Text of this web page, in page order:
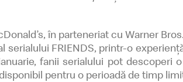
în parteneriat cu Warner
serialului FRIENDS, printr-o
fanii serialului pot descoperi
pentru o perioadă de timp